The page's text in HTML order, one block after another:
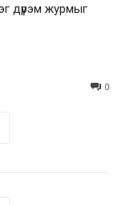
дүрэм журмыг
0